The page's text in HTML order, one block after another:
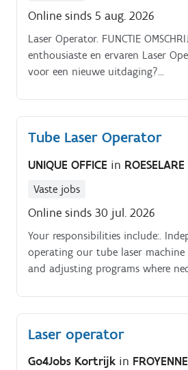
Online sinds 5 aug. 2026
Laser Operator. FUNCTIE
enthousiaste en ervaren Laser
voor een nieuwe uitdaging?
Tube Laser Operator
UNIQUE OFFICE in ROESELARE
Vaste jobs
Online sinds 30 jul. 2026
Your responsibilities include:.
operating our tube laser machine
and adjusting programs where
Laser operator
Go4Jobs Kortrijk in